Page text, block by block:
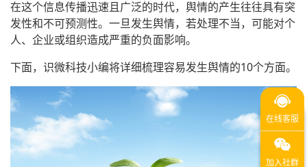
在这个信息传播迅速且广泛的时代，舆情的产生往往具有突
发性和不可预测性。一旦发生舆情，若处理不当，可能对个
人、企业或组织造成严重的负面影响。
下面，识微科技小编将详细梳理容易发生舆情的10个方面。